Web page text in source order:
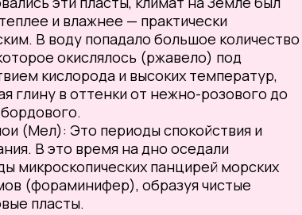
и влажнее — практически
В воду попадало большое количество
окислялось (ржавело) под
кислорода и высоких температур,
глину в оттенки от нежно-розового до
(Мел): Это периоды спокойствия и
В это время на дно оседали
микроскопических панцирей морских
(фораминифер), образуя чистые
пласты.